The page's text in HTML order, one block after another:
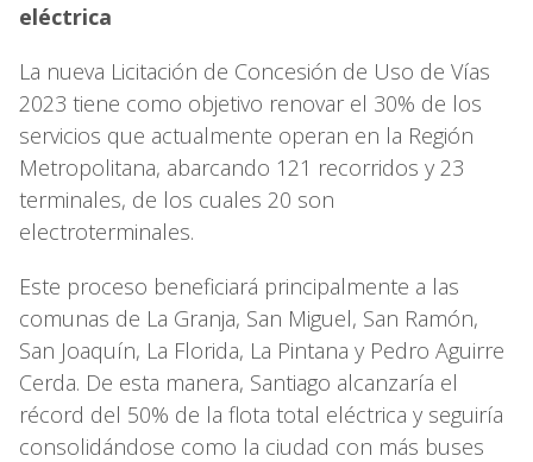
eléctrica
La nueva Licitación de Concesión de Uso de Vías
2023 tiene como objetivo renovar el 30% de los
servicios que actualmente operan en la Región
Metropolitana, abarcando 121 recorridos y 23
terminales, de los cuales 20 son
electroterminales.
Este proceso beneficiará principalmente a las
comunas de La Granja, San Miguel, San Ramón,
San Joaquín, La Florida, La Pintana y Pedro Aguirre
Cerda. De esta manera, Santiago alcanzaría el
récord del 50% de la flota total eléctrica y seguiría
consolidándose como la ciudad con más buses